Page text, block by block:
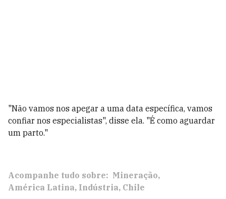
"Não vamos nos apegar a uma data específica, vamos
confiar nos especialistas", disse ela. "É como aguardar
um parto."
Acompanhe tudo sobre: Mineração
América Latina Indústria Chile